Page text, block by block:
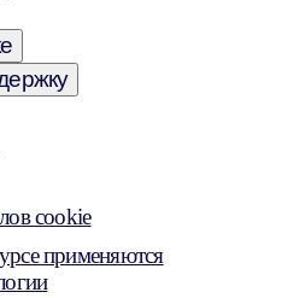
cookie
применяются